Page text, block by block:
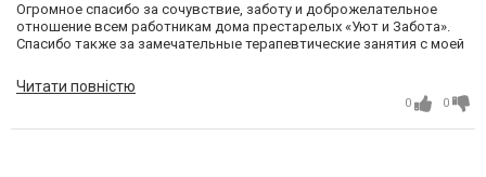
Огромное спасибо за сочувствие, заботу и доброжелательное
отношение всем работникам дома престарелых «Уют и Забота».
Спасибо также за замечательные терапевтические занятия с моей
домом, и это красноречиво свидетельствует о том, как она там
себя чувствовала. Я с теплотой вспоминаю ваш Пансионат и
Читати повністю
0 0